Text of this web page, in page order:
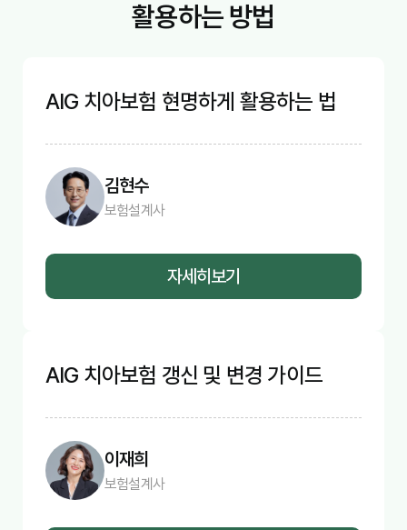
활용하는 방법
AIG 치아보험 현명하게 활용하는 법
김현수
보험설계사
자세히보기
AIG 치아보험 갱신 및 변경 가이드
이재희
보험설계사